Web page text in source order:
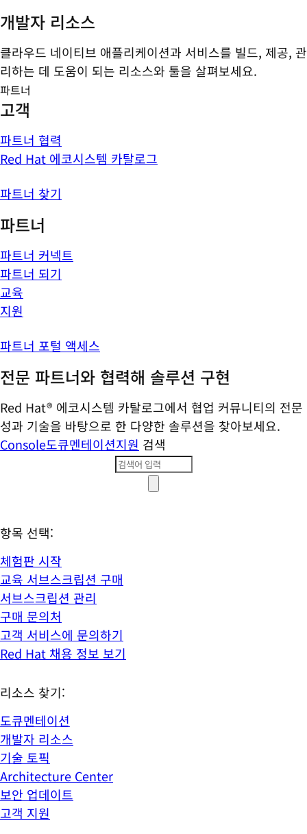
개발자 리소스
클라우드 네이티브 애플리케이션과 서비스를 빌드, 제공, 관
리하는 데 도움이 되는 리소스와 툴을 살펴보세요.
파트너
고객
파트너 협력
Red Hat 에코시스템 카탈로그
파트너 찾기
파트너
파트너 커넥트
파트너 되기
교육
지원
파트너 포털 액세스
전문 파트너와 협력해 솔루션 구현
Red Hat® 에코시스템 카탈로그에서 협업 커뮤니티의 전문
성과 기술을 바탕으로 한 다양한 솔루션을 찾아보세요.
Console도큐멘테이션지원 검색
항목 선택:
체험판 시작
교육 서브스크립션 구매
서브스크립션 관리
구매 문의처
고객 서비스에 문의하기
Red Hat 채용 정보 보기
리소스 찾기:
도큐멘테이션
개발자 리소스
기술 토픽
Architecture Center
보안 업데이트
고객 지원